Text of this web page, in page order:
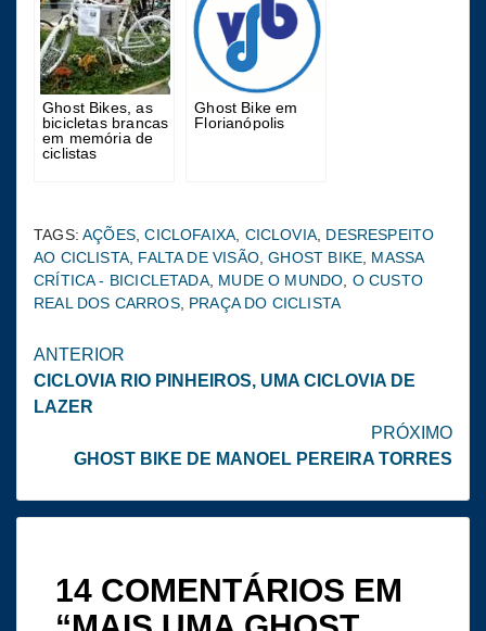
Ghost Bikes, as
bicicletas brancas
em memória de
ciclistas
Ghost Bike em
Florianópolis
TAGS:AÇÕES ,CICLOFAIXA CICLOVIA DESRESPEITO
AO CICLISTA, FALTA DE VISÃO,GHOST BIKE MASSA
CRÍTICA - BICICLETADA, MUDE O MUNDO O CUSTO
REAL DOS CARROS, PRAÇA DO CICLISTA
Continue
lendo
ANTERIOR
CICLOVIA RIO PINHEIROS, UMA CICLOVIA DE
LAZER
PRÓXIMO
GHOST BIKE DE MANOEL PEREIRA TORRES
14 COMENTÁRIOS EM